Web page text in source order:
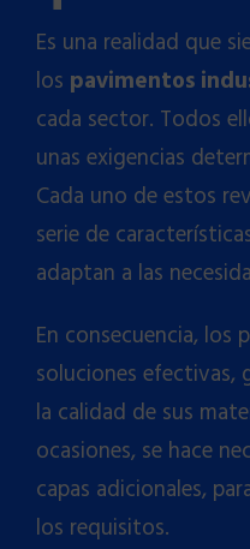
Es una realidad que
los pavimentos
cada sector. Todos
unas exigencias
Cada uno de estos
serie de
adaptan a las
En consecuencia, los
soluciones efectivas,
la calidad de sus
ocasiones, se hace
capas adicionales,
los requisitos.